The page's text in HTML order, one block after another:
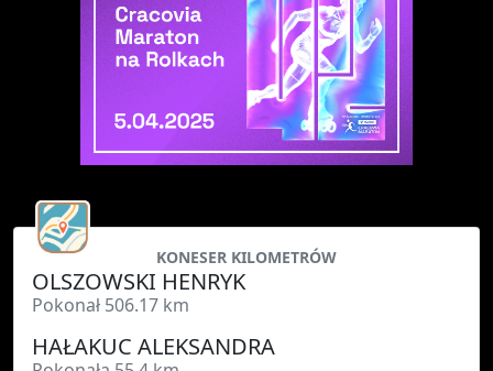
KONESER KILOMETRÓW
OLSZOWSKI HENRYK
Pokonał 506.17 km
HAŁAKUC ALEKSANDRA